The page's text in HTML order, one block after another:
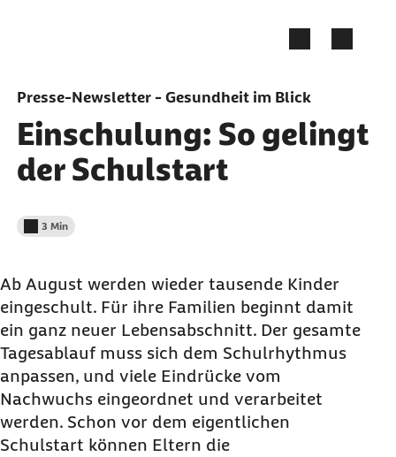
Presse-Newsletter - Gesundheit im Blick
Einschulung: So gelingt
der Schulstart
Lesedauer weniger als
3 Min
Ab August werden wieder tausende Kinder
eingeschult. Für ihre Familien beginnt damit
ein ganz neuer Lebensabschnitt. Der gesamte
Tagesablauf muss sich dem Schulrhythmus
anpassen, und viele Eindrücke vom
Nachwuchs eingeordnet und verarbeitet
werden. Schon vor dem eigentlichen
Schulstart können Eltern die